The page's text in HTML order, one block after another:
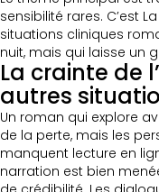
sensibilité rares. C’est
situations cliniques
nuit, mais qui laisse un
La crainte de
autres
Un roman qui explore
de la perte, mais les
manquent lecture en
narration est bien